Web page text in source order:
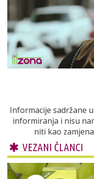
Informacije sadržane
informiranja i nisu
niti kao
VEZANI ČLANCI